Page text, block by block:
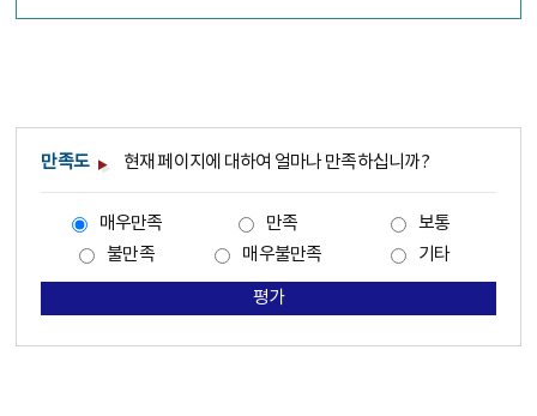
만족도 현재 페이지에 대하여 얼마나 만족하십니까?
매우만족 만족
보통
불만족
매우불만족 기타
평가